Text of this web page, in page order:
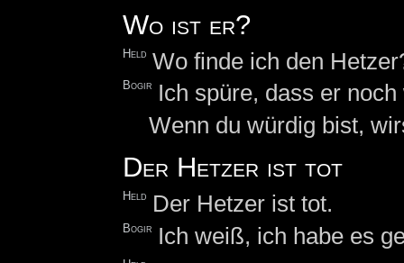
Wo ist er?
Held Wo finde ich den
Bogir
Ich spüre, dass er
Wenn du würdig bist,
Der Hetzer ist tot
Held Der Hetzer ist tot.
Bogir Ich weiß, ich habe es